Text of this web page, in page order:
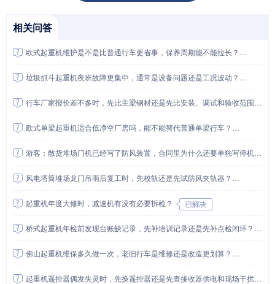
相关问答
欧式起重机维护是不是比普通行车更省事，保养周期能不能拉长？
垃圾抓斗起重机夜班故障更集中，通常是设备问题还是工况波动？
行车厂家报价差不多时，先比主梁钢材还是先比安装、调试和验收范围？
欧式单梁起重机适合低净空厂房吗，能不能替代普通单梁行车？
游客：散货堆场门机已经写了防风装置，合同里为什么还要单独写停机、锚定和复机检查项？
风电塔筒堆场龙门吊雨后复工时，先校轨还是先试防风夹轨器？
起重机年度大修时，减速机有没有必要拆检？
桥式起重机年检前发现台账缺记录，先补培训记录还是先补点检闭环？
佛山起重机维保多久做一次，老旧行车是维修还是改造更划算？
起重机遥控器偶发失灵时，先换遥控器还是先查接收器供电和现场干扰源？